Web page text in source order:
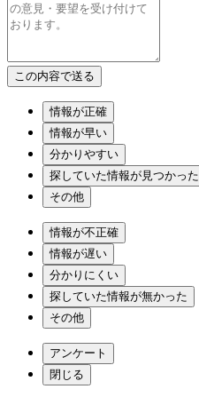
情報が正確
情報が早い
分かりやすい
探していた情報が見つかった
その他
情報が不正確
情報が遅い
分かりにくい
探していた情報が無かった
その他
アンケート
閉じる